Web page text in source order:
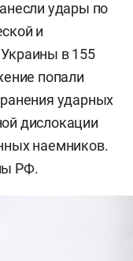
удары по
и
в 155
попали
ударных
дислокации
наемников.
РФ.